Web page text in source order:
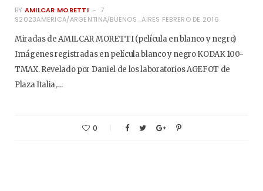
BY AMILCAR MORETTI
7
92023AMERICA/ARGENTINA/BUENOS_AIRES FEBRERO DE 2016
Miradas de AMILCAR MORETTI (película en blanco y negro)
Imágenes registradas en película blanco y negro KODAK 100-
TMAX. Revelado por Daniel de los laboratorios AGEFOT de
Plaza Italia,…
0